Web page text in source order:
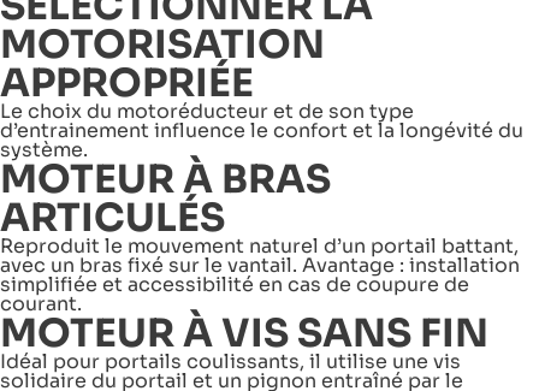
MOTORISATION
APPROPRIÉE
Le choix du motoréducteur et de son type
d’entrainement influence le confort et la longévité du
système.
MOTEUR À BRAS
ARTICULÉS
Reproduit le mouvement naturel d’un portail battant,
avec un bras fixé sur le vantail. Avantage : installation
simplifiée et accessibilité en cas de coupure de
courant.
MOTEUR À VIS SANS FIN
Idéal pour portails coulissants, il utilise une vis
solidaire du portail et un pignon entraîné par le